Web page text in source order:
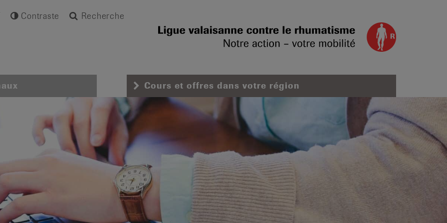
Contraste Recherche
Cours et offres dans votre région